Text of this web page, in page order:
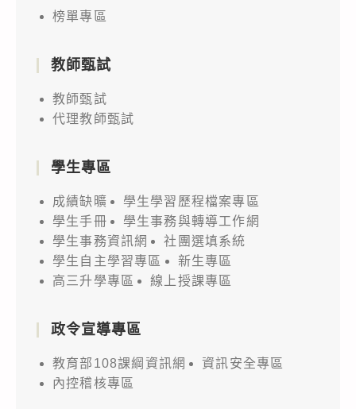
榜單專區
教師甄試
教師甄試
代理教師甄試
學生專區
成績缺曠
學生學習歷程檔案專區
學生手冊
學生事務與轉導工作網
學生事務資訊網
社團選填系統
學生自主學習專區
新生專區
高三升學專區
線上授課專區
政令宣導專區
教育部108課綱資訊網
資訊安全專區
內控稽核專區